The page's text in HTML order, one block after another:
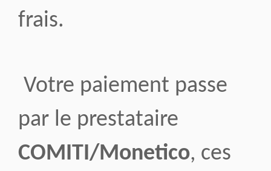
frais.
Votre paiement passe
par le prestataire
COMITI/Monetico, ces